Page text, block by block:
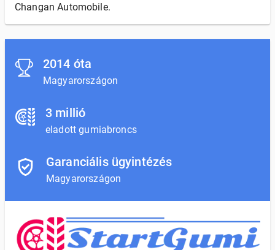
Changan Automobile.
2014 óta
Magyarországon
3 millió
eladott gumiabroncs
Garanciális ügyintézés
Magyarországon